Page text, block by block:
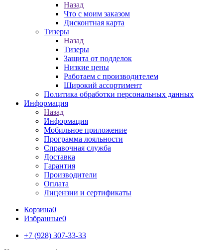
Назад
Что с моим заказом
Дисконтная карта
Тизеры
Назад
Тизеры
Защита от подделок
Низкие цены
Работаем с производителем
Широкий ассортимент
Политика обработки персональных данных
Информация
Назад
Информация
Мобильное приложение
Программа лояльности
Справочная служба
Доставка
Гарантия
Производители
Оплата
Лицензии и сертификаты
Корзина0
Избранные0
+7 (928) 307-33-33